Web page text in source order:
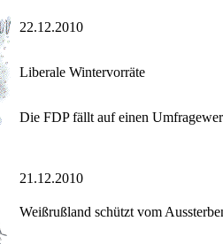
22.12.2010
Liberale Wintervorräte
Die FDP fällt auf einen
21.12.2010
Weißrußland schützt vom